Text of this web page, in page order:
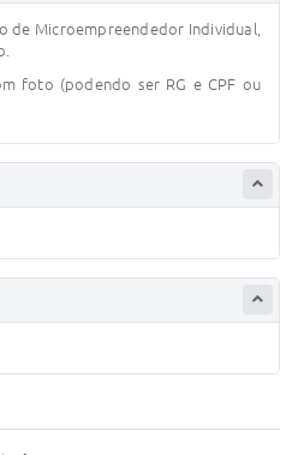
de Microempreendedor Individual,
foto (podendo ser RG e CPF ou